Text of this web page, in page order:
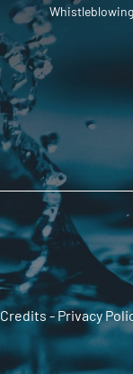
Whistleblowing
Credits -Privacy